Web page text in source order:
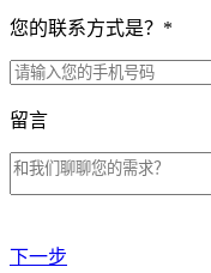
您的联系方式是？ *
留言
下一步